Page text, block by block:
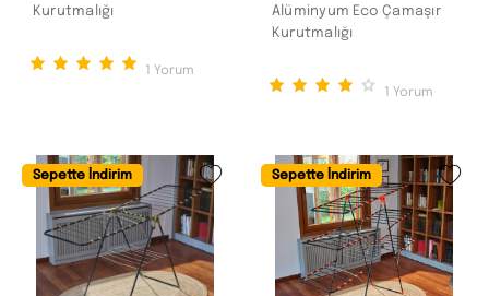
Kurutmalığı
Yorum
Alüminyum Eco Çamaşır
Kurutmalığı
Yorum
Sepette İndirim Sepette İndirim